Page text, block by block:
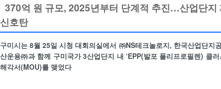
370억 원 규모, 2025년부터 단계적 추진…산업단지
신호탄
구미시는 8월 25일 시청 대회의실에서 ㈜NS테크놀로지, 한국산업단지
산운용㈜과 함께 구미국가 3산업단지 내 ‘EPP(발포 폴리프로필렌) 클
해각서(MOU)를 맺었다